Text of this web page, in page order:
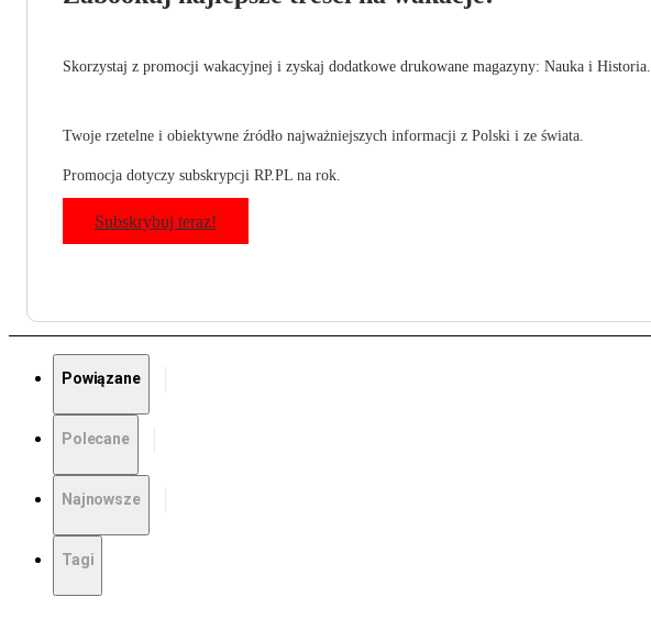
Skorzystaj z promocji wakacyjnej i zyskaj dodatkowe drukowane magazyny: Nauka i Historia.
Twoje rzetelne i obiektywne źródło najważniejszych informacji z Polski i ze świata.
Promocja dotyczy subskrypcji RP.PL na rok.
Subskrybuj teraz!
Powiązane
Polecane
Najnowsze
Tagi